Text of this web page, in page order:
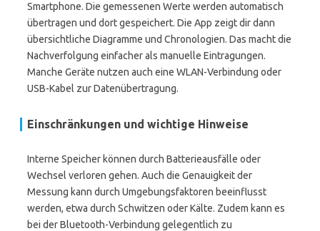
Smartphone. Die gemessenen Werte werden automatisch
übertragen und dort gespeichert. Die App zeigt dir dann
übersichtliche Diagramme und Chronologien. Das macht die
Nachverfolgung einfacher als manuelle Eintragungen.
Manche Geräte nutzen auch eine WLAN-Verbindung oder
USB-Kabel zur Datenübertragung.
Einschränkungen und wichtige Hinweise
Interne Speicher können durch Batterieausfälle oder
Wechsel verloren gehen. Auch die Genauigkeit der
Messung kann durch Umgebungsfaktoren beeinflusst
werden, etwa durch Schwitzen oder Kälte. Zudem kann es
bei der Bluetooth-Verbindung gelegentlich zu